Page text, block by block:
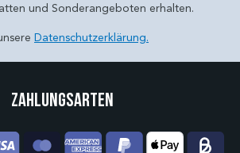
und Sonderangeboten erhalten.
Datenschutzerklärung.
Zahlungsarten